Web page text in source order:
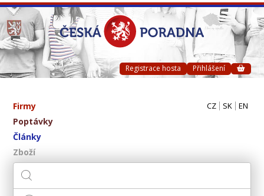
Registrace hosta Přihlášení
Firmy
Poptávky
Články
Zboží
CZ SK EN